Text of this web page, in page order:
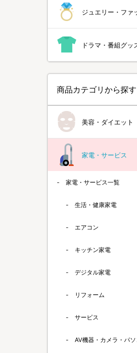
ジュエリー・ファ
ドラマ・番組グッ
商品カテゴリから探す
美容・ダイエット
家電・サービス
家電・サービス一覧
生活・健康家電
エアコン
キッチン家電
デジタル家電
リフォーム
サービス
AV機器・カメラ・パソ